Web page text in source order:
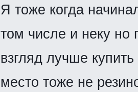
Я тоже когда
том числе и неку но
взгляд лучше
место тоже не